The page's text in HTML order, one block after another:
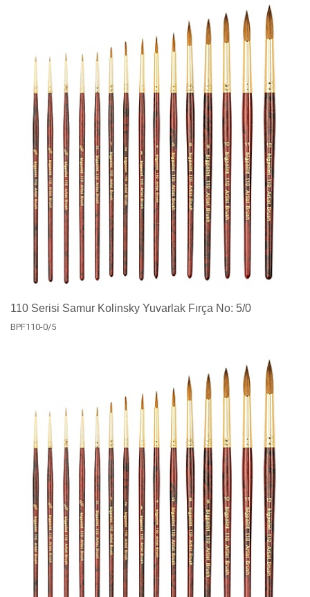
110 Serisi Samur Kolinsky Yuvarlak Fırça No: 5/0
BPF110-0/5